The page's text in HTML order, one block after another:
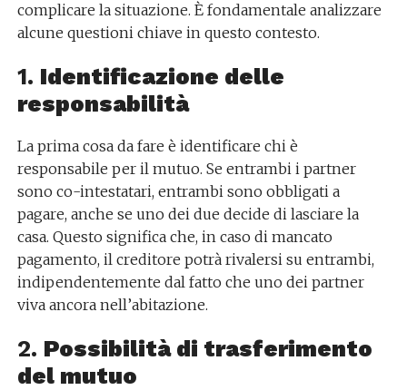
complicare la situazione. È fondamentale analizzare
alcune questioni chiave in questo contesto.
1. Identificazione delle
responsabilità
La prima cosa da fare è identificare chi è
responsabile per il mutuo. Se entrambi i partner
sono co-intestatari, entrambi sono obbligati a
pagare, anche se uno dei due decide di lasciare la
casa. Questo significa che, in caso di mancato
pagamento, il creditore potrà rivalersi su entrambi,
indipendentemente dal fatto che uno dei partner
viva ancora nell’abitazione.
2. Possibilità di trasferimento
del mutuo